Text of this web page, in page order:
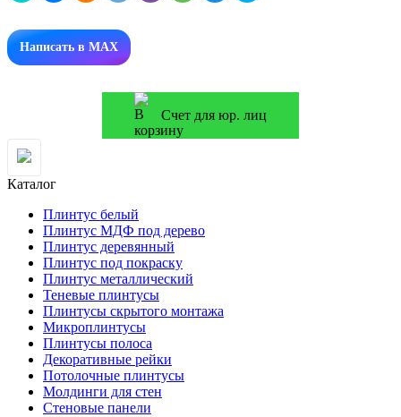
Написать в MAX
Счет для юр. лиц
Каталог
Плинтус белый
Плинтус МДФ под дерево
Плинтус деревянный
Плинтус под покраску
Плинтус металлический
Теневые плинтусы
Плинтусы скрытого монтажа
Микроплинтусы
Плинтусы полоса
Декоративные рейки
Потолочные плинтусы
Молдинги для стен
Стеновые панели